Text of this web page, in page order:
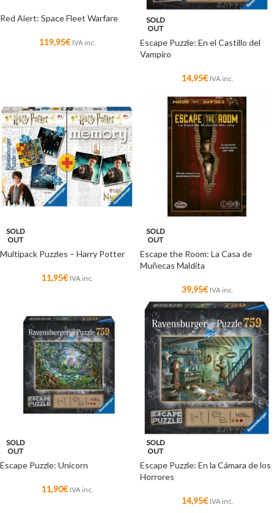
Red Alert: Space Fleet Warfare
119,95€ IVA inc.
SOLD
OUT
Escape Puzzle: En el Castillo del
Vampiro
14,95€ IVA inc.
SOLD
OUT
Multipack Puzzles – Harry Potter
11,95€ IVA inc.
SOLD
OUT
Escape the Room: La Casa de
Muñecas Maldita
39,95€ IVA inc.
SOLD
OUT
Escape Puzzle: Unicorn
11,90€ IVA inc.
SOLD
OUT
Escape Puzzle: En la Cámara de los
Horrores
14,95€ IVA inc.